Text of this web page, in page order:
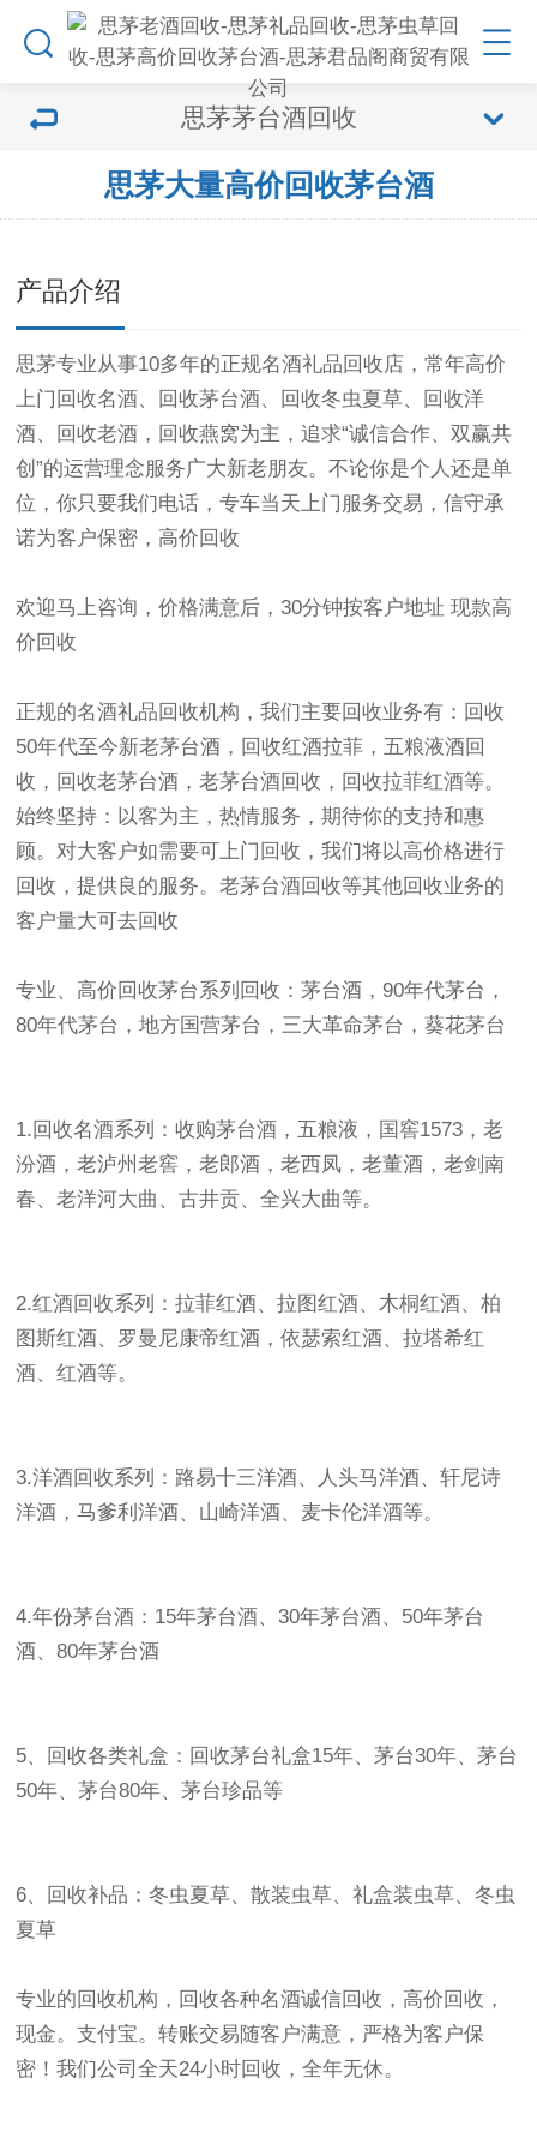
思茅茅台酒回收
思茅大量高价回收茅台酒
产品介绍
思茅专业从事10多年的正规名酒礼品回收店，常年高价
上门回收名酒、回收茅台酒、回收冬虫夏草、回收洋
酒、回收老酒，回收燕窝为主，追求“诚信合作、双赢共
创”的运营理念服务广大新老朋友。不论你是个人还是单
位，你只要我们电话，专车当天上门服务交易，信守承
诺为客户保密，高价回收
欢迎马上咨询，价格满意后，30分钟按客户地址 现款高
价回收
正规的名酒礼品回收机构，我们主要回收业务有：回收
50年代至今新老茅台酒，回收红酒拉菲，五粮液酒回
收，回收老茅台酒，老茅台酒回收，回收拉菲红酒等。
始终坚持：以客为主，热情服务，期待你的支持和惠
顾。对大客户如需要可上门回收，我们将以高价格进行
回收，提供良的服务。老茅台酒回收等其他回收业务的
客户量大可去回收
专业、高价回收茅台系列回收：茅台酒，90年代茅台，
80年代茅台，地方国营茅台，三大革命茅台，葵花茅台
1.回收名酒系列：收购茅台酒，五粮液，国窖1573，老
汾酒，老泸州老窖，老郎酒，老西凤，老董酒，老剑南
春、老洋河大曲、古井贡、全兴大曲等。
2.红酒回收系列：拉菲红酒、拉图红酒、木桐红酒、柏
图斯红酒、罗曼尼康帝红酒，依瑟索红酒、拉塔希红
酒、红酒等。
3.洋酒回收系列：路易十三洋酒、人头马洋酒、轩尼诗
洋酒，马爹利洋酒、山崎洋酒、麦卡伦洋酒等。
4.年份茅台酒：15年茅台酒、30年茅台酒、50年茅台
酒、80年茅台酒
5、回收各类礼盒：回收茅台礼盒15年、茅台30年、茅台
50年、茅台80年、茅台珍品等
6、回收补品：冬虫夏草、散装虫草、礼盒装虫草、冬虫
夏草
专业的回收机构，回收各种名酒诚信回收，高价回收，
现金。支付宝。转账交易随客户满意，严格为客户保
密！我们公司全天24小时回收，全年无休。